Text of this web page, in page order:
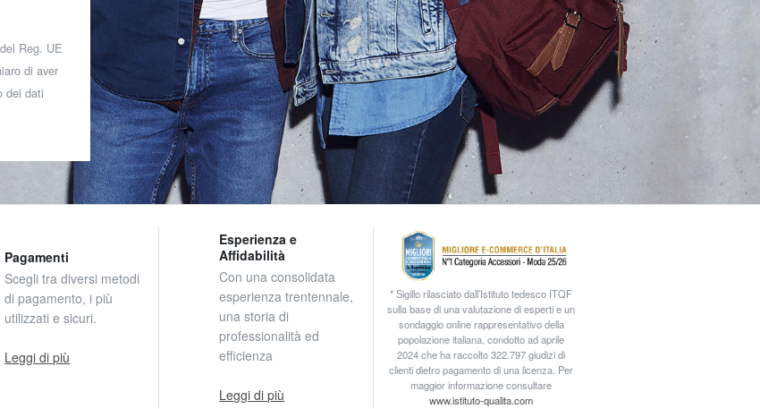
Reg. UE
di aver
dei dati
Pagamenti
Scegli tra diversi metodi
di pagamento, i più
utilizzati e sicuri.
Leggi di più
Esperienza e
Affidabilità
Con una consolidata
esperienza trentennale,
una storia di
professionalità ed
efficienza
Leggi di più
* Sigillo rilasciato dall’Istituto tedesco ITQF
sulla base di una valutazione di esperti e un
sondaggio online rappresentativo della
popolazione italiana, condotto ad aprile
2024 che ha raccolto 322.797 giudizi di
clienti dietro pagamento di una licenza. Per
maggior informazione consultare
www.istituto-qualita.com